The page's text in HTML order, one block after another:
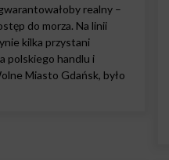
realny –
do morza. Na linii
kilka przystani
polskiego handlu i
Miasto Gdańsk, było